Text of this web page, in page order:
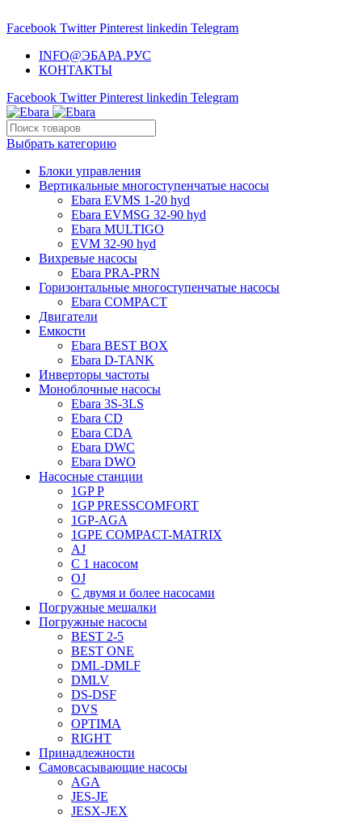
Facebook Twitter Pinterest linkedin Telegram
INFO@ЭБАРА.РУС
КОНТАКТЫ
Facebook Twitter Pinterest linkedin Telegram
Выбрать категорию
Блоки управления
Вертикальные многоступенчатые насосы
Ebara EVMS 1-20 hyd
Ebara EVMSG 32-90 hyd
Ebara MULTIGO
EVM 32-90 hyd
Вихревые насосы
Ebara PRA-PRN
Горизонтальные многоступенчатые насосы
Ebara COMPACT
Двигатели
Емкости
Ebara BEST BOX
Ebara D-TANK
Инверторы частоты
Моноблочные насосы
Ebara 3S-3LS
Ebara CD
Ebara CDA
Ebara DWC
Ebara DWO
Насосные станции
1GP P
1GP PRESSCOMFORT
1GP-AGA
1GPE COMPACT-MATRIX
AJ
C 1 насосом
OJ
С двумя и более насосами
Погружные мешалки
Погружные насосы
BEST 2-5
BEST ONE
DML-DMLF
DMLV
DS-DSF
DVS
OPTIMA
RIGHT
Принадлежности
Самовсасывающие насосы
AGA
JES-JE
JESX-JEX